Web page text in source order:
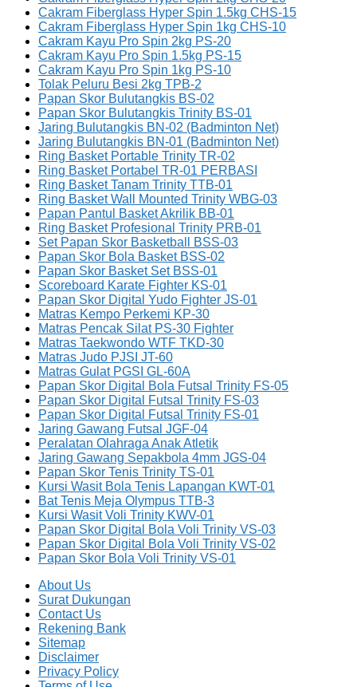
Cakram Fiberglass Hyper Spin 1.5kg CHS-15
Cakram Fiberglass Hyper Spin 1kg CHS-10
Cakram Kayu Pro Spin 2kg PS-20
Cakram Kayu Pro Spin 1.5kg PS-15
Cakram Kayu Pro Spin 1kg PS-10
Tolak Peluru Besi 2kg TPB-2
Papan Skor Bulutangkis BS-02
Papan Skor Bulutangkis Trinity BS-01
Jaring Bulutangkis BN-02 (Badminton Net)
Jaring Bulutangkis BN-01 (Badminton Net)
Ring Basket Portable Trinity TR-02
Ring Basket Portabel TR-01 PERBASI
Ring Basket Tanam Trinity TTB-01
Ring Basket Wall Mounted Trinity WBG-03
Papan Pantul Basket Akrilik BB-01
Ring Basket Profesional Trinity PRB-01
Set Papan Skor Basketball BSS-03
Papan Skor Bola Basket BSS-02
Papan Skor Basket Set BSS-01
Scoreboard Karate Fighter KS-01
Papan Skor Digital Yudo Fighter JS-01
Matras Kempo Perkemi KP-30
Matras Pencak Silat PS-30 Fighter
Matras Taekwondo WTF TKD-30
Matras Judo PJSI JT-60
Matras Gulat PGSI GL-60A
Papan Skor Digital Bola Futsal Trinity FS-05
Papan Skor Digital Futsal Trinity FS-03
Papan Skor Digital Futsal Trinity FS-01
Jaring Gawang Futsal JGF-04
Peralatan Olahraga Anak Atletik
Jaring Gawang Sepakbola 4mm JGS-04
Papan Skor Tenis Trinity TS-01
Kursi Wasit Bola Tenis Lapangan KWT-01
Bat Tenis Meja Olympus TTB-3
Kursi Wasit Voli Trinity KWV-01
Papan Skor Digital Bola Voli Trinity VS-03
Papan Skor Digital Bola Voli Trinity VS-02
Papan Skor Bola Voli Trinity VS-01
About Us
Surat Dukungan
Contact Us
Rekening Bank
Sitemap
Disclaimer
Privacy Policy